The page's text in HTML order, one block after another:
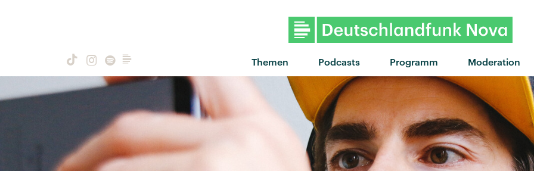
Themen Podcasts Programm Moderation
"Another One Down" von